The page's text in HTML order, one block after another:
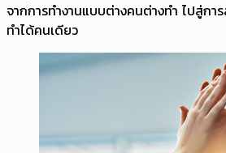
จากการทำงานแบบต่างคนต่างทำ ไปสู่กา
ทำได้คนเดียว